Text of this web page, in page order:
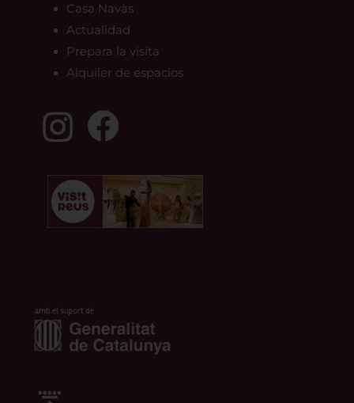
Casa Navàs
Actualidad
Prepara la visita
Alquiler de espacios